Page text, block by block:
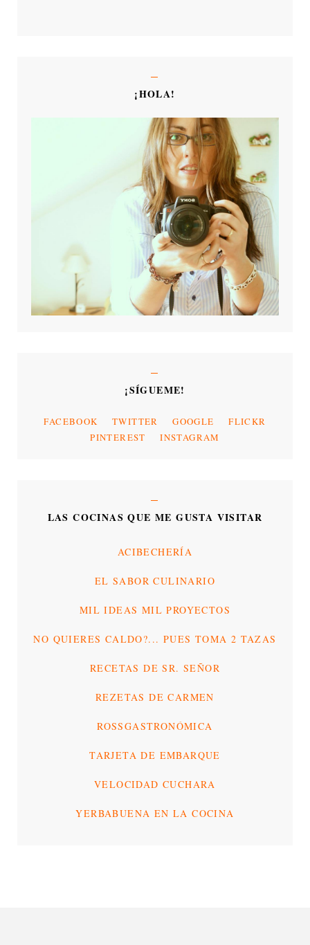
¡HOLA!
¡SÍGUEME!
FACEBOOK TWITTER GOOGLE
FLICKR
PINTEREST
INSTAGRAM
LAS COCINAS QUE ME GUSTA VISITAR
ACIBECHERÍA
EL SABOR CULINARIO
MIL IDEAS MIL PROYECTOS
NO QUIERES CALDO?... PUES TOMA 2 TAZAS
RECETAS DE SR. SEÑOR
REZETAS DE CARMEN
ROSSGASTRONÓMICA
TARJETA DE EMBARQUE
VELOCIDAD CUCHARA
YERBABUENA EN LA COCINA